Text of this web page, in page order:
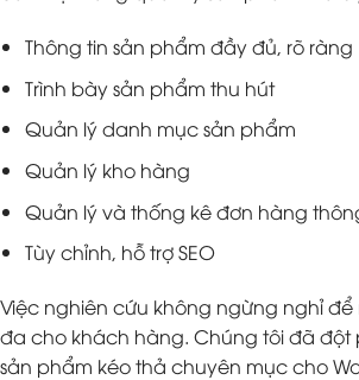
Thông tin sản phẩm đầy đủ, rõ ràng
Trình bày sản phẩm thu hút
Quản lý danh mục sản phẩm
Quản lý kho hàng
Quản lý và thống kê đơn hàng
Tùy chỉnh, hỗ trợ SEO
Việc nghiên cứu không ngừng nghỉ để
đa cho khách hàng. Chúng tôi đã đột
sản phẩm kéo thả chuyên mục cho